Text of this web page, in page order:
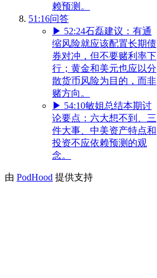
赖预测。
51:16问答
▶ 52:24石磊建议：有通
缩风险就应该配置长期债
券对冲，但不要赌利率下
行；黄金和美元也应以分
散货币风险为目的，而非
赌方向。
▶ 54:10敏姐总结本期讨
论要点：六大想不到、三
件大事、中美资产特点和
投资不应依赖预测的观
念。
由 PodHood 提供支持